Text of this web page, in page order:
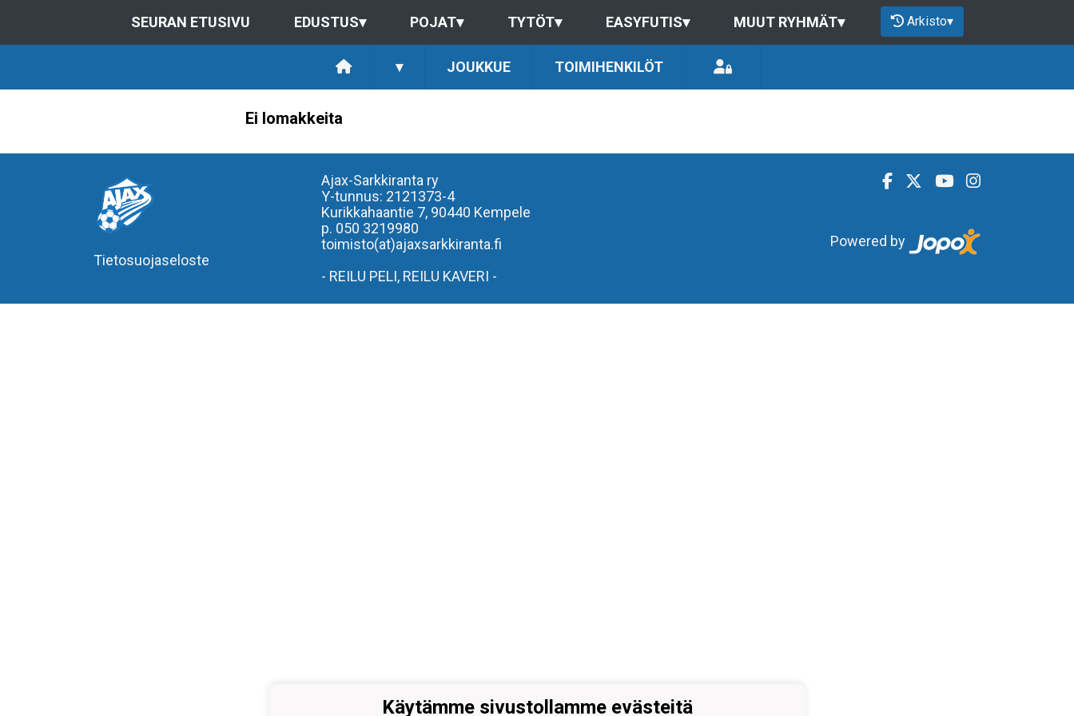
SEURAN ETUSIVU EDUSTUS▾ POJAT▾ TYTÖT▾ EASYFUTIS▾ MUUT RYHMÄT▾ Arkisto▾
▾ JOUKKUE TOIMIHENKILÖT
Ei lomakkeita
Tietosuojaseloste
Ajax-Sarkkiranta ry
Y-tunnus: 2121373-4
Kurikkahaantie 7, 90440 Kempele
p. 050 3219980
toimisto(at)ajaxsarkkiranta.fi
- REILU PELI, REILU KAVERI -
Powered by
Käytämme sivustollamme evästeitä